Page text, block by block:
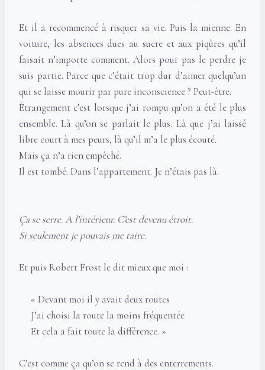
Et il a recommencé à risquer sa vie. Puis la mienne. En
voiture, les absences dues au sucre et aux piqûres qu’il
faisait n’importe comment. Alors pour pas le perdre je
suis partie. Parce que c’était trop dur d’aimer quelqu’un
qui se laisse mourir par pure inconscience ? Peut-être.
Étrangement c’est lorsque j’ai rompu qu’on a été le plus
ensemble. Là qu’on se parlait le plus. Là que j’ai laissé
libre court à mes peurs, là qu’il m’a le plus écouté.
Mais ça n’a rien empêché.
Il est tombé. Dans l’appartement. Je n’étais pas là.
Ça se serre. A l’intérieur. C’est devenu étroit.
Si seulement je pouvais me taire.
Et puis Robert Frost le dit mieux que moi :
« Devant moi il y avait deux routes
J’ai choisi la route la moins fréquentée
Et cela a fait toute la différence. »
C’est comme ça qu’on se rend à des enterrements.